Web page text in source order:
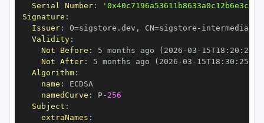
Serial Number:
Signature :
Issuer: O=sigstore.dev , CN=sigstore -
Validity:
Not Before : 5 months ago (2026 -03 - 15T18 : 20 :
Not After: 5 months ago (2026 -03 - 15T18 : 30 : 25+00
Algorithm:
name :
namedCurve : P- 256
Subject :
extraNames :